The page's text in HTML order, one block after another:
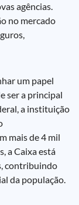
agências.
no mercado
um papel
ser a principal
a instituição
mais de 4 mil
a Caixa está
contribuindo
da população.